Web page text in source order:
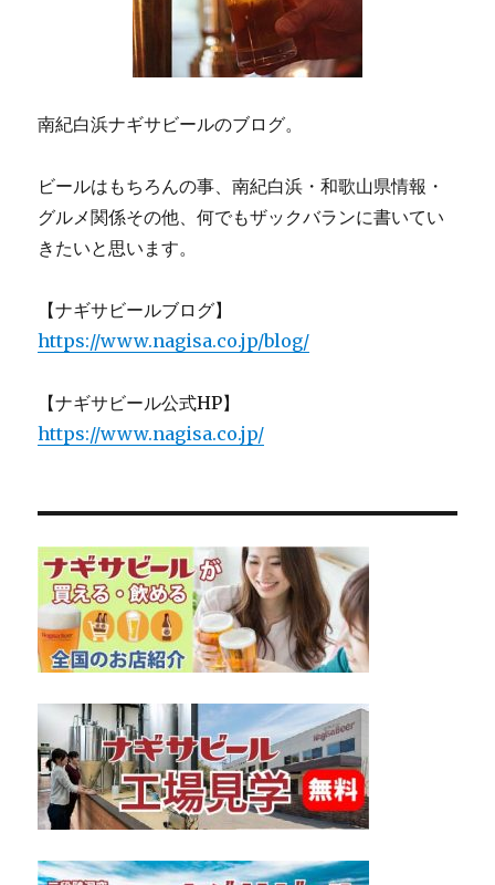
南紀白浜ナギサビールのブログ。
ビールはもちろんの事、南紀白浜・和歌山県情報・
グルメ関係その他、何でもザックバランに書いてい
きたいと思います。
【ナギサビールブログ】
https://www.nagisa.co.jp/blog/
【ナギサビール公式HP】
https://www.nagisa.co.jp/